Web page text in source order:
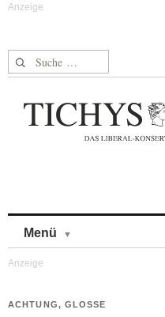
Suche nach:
Menü
ACHTUNG, GLOSSE